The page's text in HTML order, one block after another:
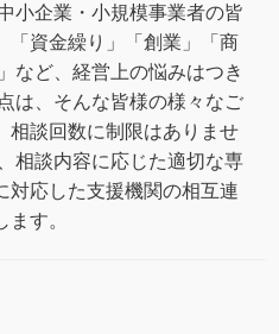
小企業・小規模事業者の皆
「資金繰り」「創業」「商
など、経営上の悩みはつき
は、そんな皆様の様々なご
相談回数に制限はありませ
相談内容に応じた適切な専
対応した支援機関の相互連
す。